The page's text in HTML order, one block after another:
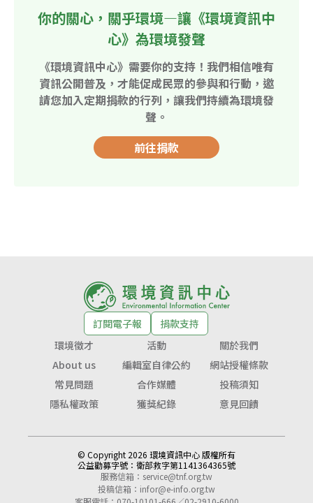
你的關心，關乎環境—讓《環境資訊中
心》為環境發聲
《環境資訊中心》需要你的支持！我們相信唯有
資訊公開普及，才能促成民眾的參與和行動，邀
請您加入定期捐款的行列，讓我們持續為環境發
聲。
前往捐款
訂閱電子報
捐款支持
環境徵才
活動
關於我們
About us
編輯室自律公約
網站授權條款
常見問題
合作媒體
投稿須知
隱私權政策
獲獎紀錄 意見回饋
© Copyright 2026 環境資訊中心 版權所有
公益勸募字號： 衛部救字第1141364365號
服務信箱： service@tnf.org.tw
投稿信箱： infor@e-info.org.tw